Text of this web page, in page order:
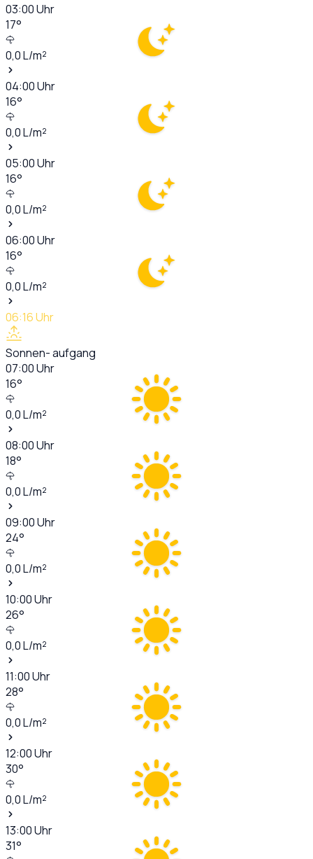
03:00Uhr
17°
0,0L/m²
04:00Uhr
16°
0,0L/m²
05:00Uhr
16°
0,0L/m²
06:00Uhr
16°
0,0L/m²
06:16Uhr
Sonnen- aufgang
07:00Uhr
16°
0,0L/m²
08:00Uhr
18°
0,0L/m²
09:00Uhr
24°
0,0L/m²
10:00Uhr
26°
0,0L/m²
11:00Uhr
28°
0,0L/m²
12:00Uhr
30°
0,0L/m²
13:00Uhr
31°